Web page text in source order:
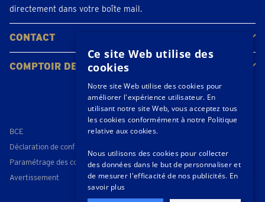
directement dans votre boîte mail.
CONTACT
Contacter
Planifiez votre rendez-vous
Emplacements
COMPTOIR DE L'OR
BCE
Déclaration de confidentialité
Paramétrage des cookies
Avertissement
Ce site Web utilise des
cookies
Notre site Web utilise des cookies pour
améliorer l'expérience utilisateur. En
utilisant notre site Web, vous acceptez tous
les cookies conformément à notre Politique
relative aux cookies.
Nous utilisons des cookies pour collecter
des données dans le but de personnaliser et
de mesurer l'efficacité de nos publicités. En
savoir plus